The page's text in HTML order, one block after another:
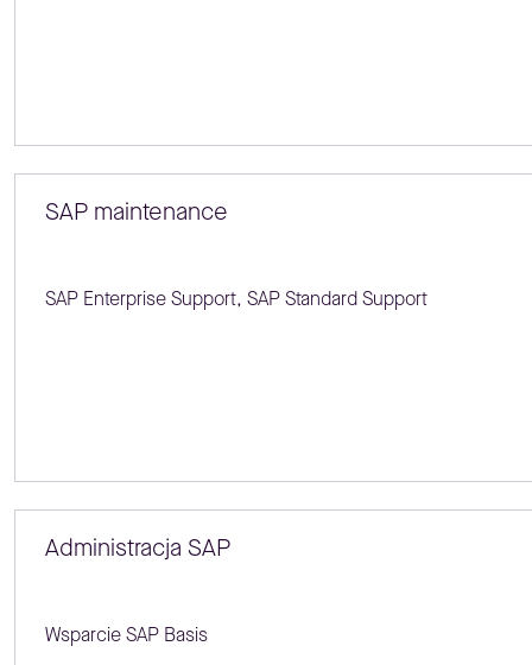
SAP maintenance
SAP Enterprise Support, SAP Standard Support
Administracja SAP
Wsparcie SAP Basis